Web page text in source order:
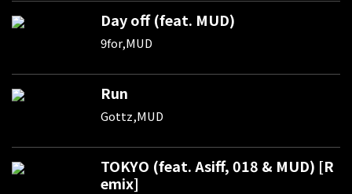
Day off (feat. MUD)
9for,MUD
Run
Gottz,MUD
TOKYO (feat. Asiff, 018 & MUD) [R
emix]